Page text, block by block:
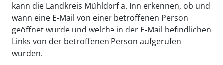
kann die Landkreis Mühldorf a. Inn erkennen, ob und
wann eine E-Mail von einer betroffenen Person
geöffnet wurde und welche in der E-Mail befindlichen
Links von der betroffenen Person aufgerufen
wurden.